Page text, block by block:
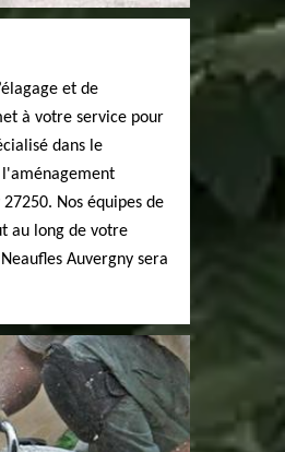
et de
à votre service pour
dans le
l'aménagement
Nos équipes de
au long de votre
Auvergny sera